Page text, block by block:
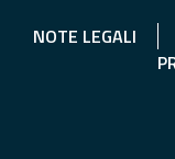
NOTE LEGALI